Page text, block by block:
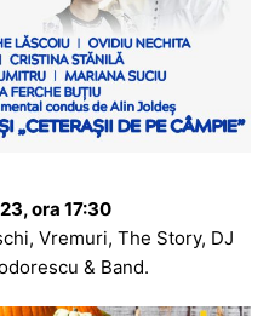
ora 17:30
Vremuri, The Story, DJ
& Band.